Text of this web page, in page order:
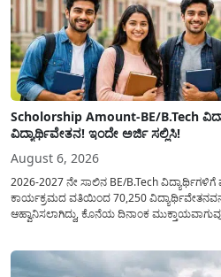
Scholorship Amount-BE/B.Tech
ವಿದ್ಯಾರ್ಥಿವೇತನ! ಇಂದೇ ಅರ್ಜಿ ಸಲ್ಲಿಸಿ!
August 6, 2026
2026-2027 ನೇ ಸಾಲಿನ BE/B.Tech
ಕಾರ್ಯಕ್ರಮದ ವತಿಯಿಂದ 70,250
ಆಹ್ವಾನಿಸಲಾಗಿದ್ದು, ಕೊನೆಯ ದಿನಾಂಕ
ಜಾರಿಗೆ...